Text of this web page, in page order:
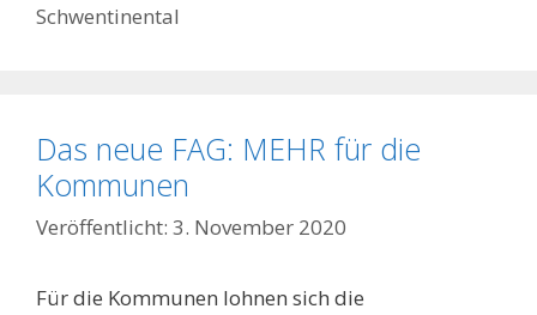
Schwentinental
Das neue FAG: MEHR für die
Kommunen
3. November 2020
Für die Kommunen lohnen sich die